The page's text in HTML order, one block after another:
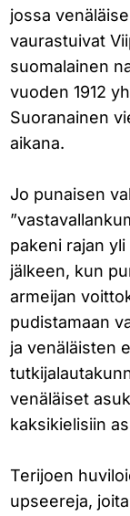
jossa
vaurastuivat
suomalainen
vuoden 1912
Suoranainen
aikana.
Jo punaisen
pakeni rajan
jälkeen, kun
armeijan
pudistamaan
ja venäläisten
venäläiset
kaksikielisiin
Terijoen
upseereja,